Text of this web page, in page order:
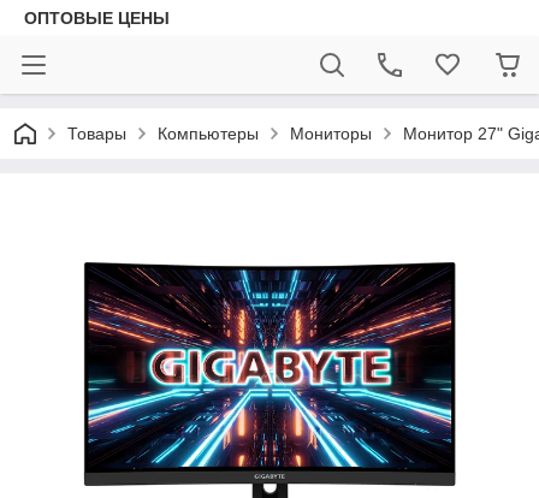
ОПТОВЫЕ ЦЕНЫ
Товары Компьютеры Мониторы Монитор 27"